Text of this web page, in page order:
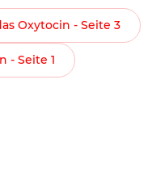
Oxytocin - Seite 3
- Seite 1